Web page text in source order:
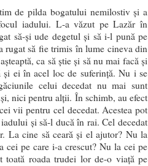
de pilda bogatului nemilostiv și a
iadului. L-a văzut pe Lazăr în
să-și ude degetul și să i-l pună pe
rugat să fie trimis în lume cineva din
ca să știe și să nu mai facă și
ei în acel loc de suferință. Nu i se
celui decedat nu mai sunt
nici pentru alții. În schimb, au efect
vii pentru cel decedat. Acestea pot
și să-l ducă în rai. Cel decedat
La cine să ceară și el ajutor? Nu la
pe care i-a crescut? Nu la cei pe
roada trudei lor de-o viață pe